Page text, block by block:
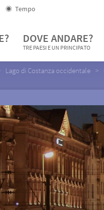
Tempo
DOVE ANDARE?
TRE PAESI E UN PRINCIPATO
Lago di Costanza occidentale